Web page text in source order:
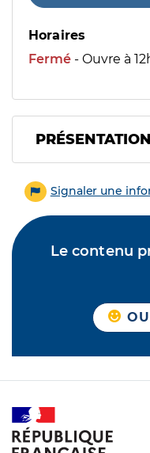
Horaires
Fermé - Ouvre à
PRÉSENTATION
Signaler une
Le contenu
OUI